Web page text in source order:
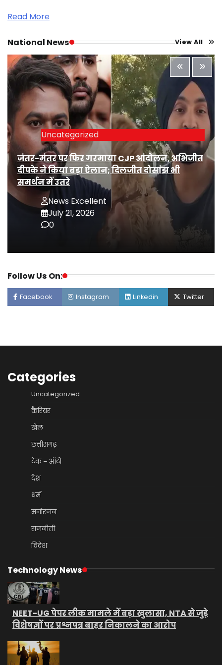
Read More
National News View All
Uncategorized
जंतर-मंतर पर फिर गरमाया CJP आंदोलन, अभिजीत
दीपके ने किया बड़ा ऐलान; दिलजीत दोसांझ भी
समर्थन में उतरे
News Excellent
July 21, 2026
0
Follow Us On:
Facebook Instagram Linkedin Twitter
Categories
Uncategorized
कैरियर
खेल
छत्तीसगढ़
टेक – ऑटो
देश
धर्म
मनोरंजन
राजनीती
विदेश
Technology News
NEET-UG पेपर लीक मामले में बड़ा खुलासा, NTA से जुड़े
विशेषज्ञों पर प्रश्नपत्र बाहर निकालने का आरोप